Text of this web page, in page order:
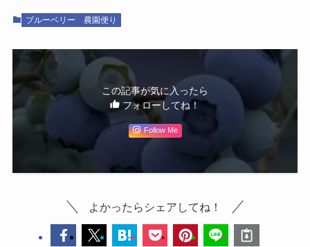
ブルーベリー 農園便り
この記事が気に入ったら
フォローしてね！
Follow Me
よかったらシェアしてね！